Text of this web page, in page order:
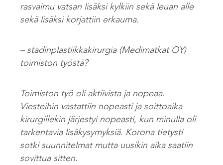
rasvaimu vatsan lisäksi kylkiin sekä leuan alle
sekä lisäksi korjattiin erkauma.
– stadinplastiikkakirurgia (Medimatkat OY)
toimiston työstä?
Toimiston työ oli aktiivista ja nopeaa.
Viesteihin vastattiin nopeasti ja soittoaika
kirurgillekin järjestyi nopeasti, kun minulla oli
tarkentavia lisäkysymyksiä. Korona tietysti
sotki suunnitelmat mutta uusikin aika saatiin
sovittua sitten.